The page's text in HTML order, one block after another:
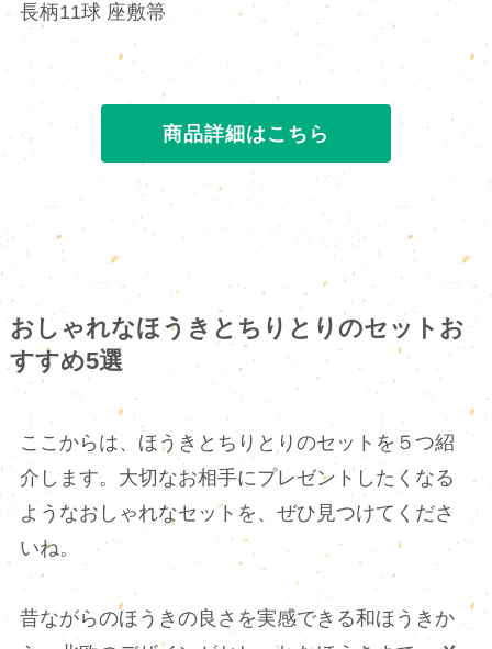
長柄11球 座敷箒
商品詳細はこちら
おしゃれなほうきとちりとりのセットお
すすめ5選
ここからは、ほうきとちりとりのセットを５つ紹
介します。大切なお相手にプレゼントしたくなる
ようなおしゃれなセットを、ぜひ見つけてくださ
いね。
昔ながらのほうきの良さを実感できる和ほうきか